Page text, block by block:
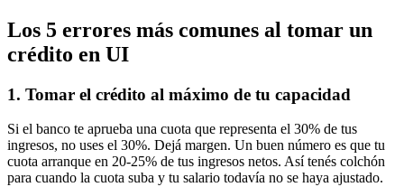
Los 5 errores más comunes al tomar un
crédito en UI
1. Tomar el crédito al máximo de tu capacidad
Si el banco te aprueba una cuota que representa el 30% de tus
ingresos, no uses el 30%. Dejá margen. Un buen número es que tu
cuota arranque en 20-25% de tus ingresos netos. Así tenés colchón
para cuando la cuota suba y tu salario todavía no se haya ajustado.